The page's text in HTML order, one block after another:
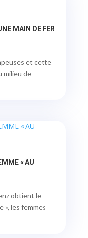
MAIN DE FER
et cette
milieu de
« AU
obtient le
», les femmes